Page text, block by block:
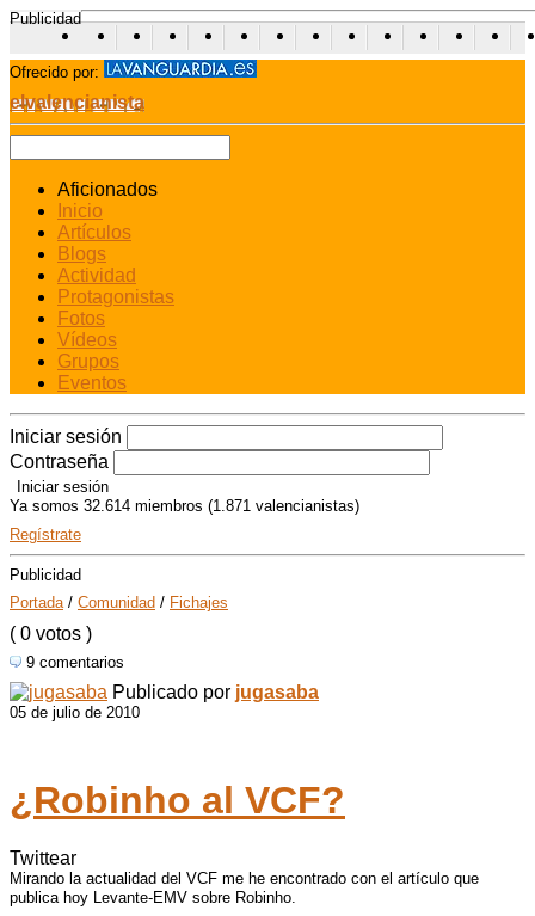
Publicidad
Ofrecido por:
elvalencianista
Aficionados
Inicio
Artículos
Blogs
Actividad
Protagonistas
Fotos
Vídeos
Grupos
Eventos
Iniciar sesión
Contraseña
Ya somos 32.614 miembros (1.871 valencianistas)
Regístrate
Publicidad
Portada/ Comunidad / Fichajes
( 0 votos )
9 comentarios
Publicado por jugasaba
05 de julio de 2010
¿Robinho al VCF?
Twittear
Mirando la actualidad del VCF me he encontrado con el artículo que
publica hoy Levante-EMV sobre Robinho.